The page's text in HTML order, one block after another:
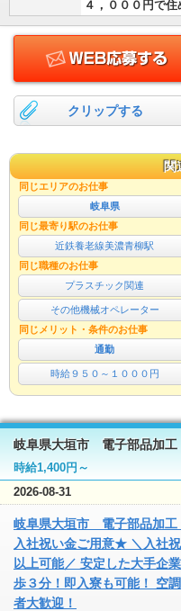
４，０００円で住
クリップする
関
同じエリアのお仕事
岐阜県
同じ最寄り駅のお仕事
近鉄養老線美濃青柳駅
同じ職種のお仕事
プラスチック関連
その他機械オペレーター
同じメリット・条件のお仕事
通勤
時給９５０～１０００円
岐阜県大垣市 電子部品加
時給1,400円～
2026-08-31
岐阜県大垣市 電子部品加
入社祝い金ご用意★ ＼入社
以上可能／ 安定した大手企
歩３分！即入寮も可能！ 空
者大歓迎！